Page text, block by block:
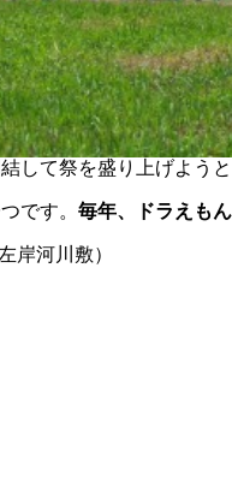
して祭を盛り上げようと
です。 毎年、ドラえもん
岸河川敷）